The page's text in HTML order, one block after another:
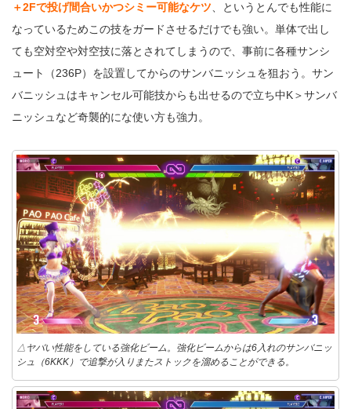
＋2Fで投げ間合いかつシミー可能なケツ 、というとんでも性能に
なっているためこの技をガードさせるだけでも強い。単体で出し
ても空対空や対空技に落とされてしまうので、事前に各種サンシ
ュート（236P）を設置してからのサンバニッシュを狙おう。サン
バニッシュはキャンセル可能技からも出せるので立ち中K＞サンバ
ニッシュなど奇襲的にな使い方も強力。
△ヤバい性能をしている強化ビーム。強化ビームからは6入れのサンバニッ
シュ（6KKK）で追撃が入りまたストックを溜めることができる。